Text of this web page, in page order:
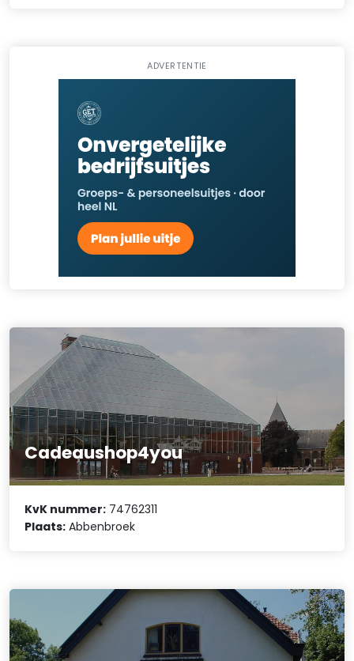
ADVERTENTIE
Cadeaushop4you
KvK nummer: 74762311
Plaats: Abbenbroek